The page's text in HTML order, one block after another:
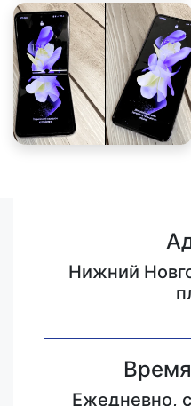
Нижний
Ежедневно,